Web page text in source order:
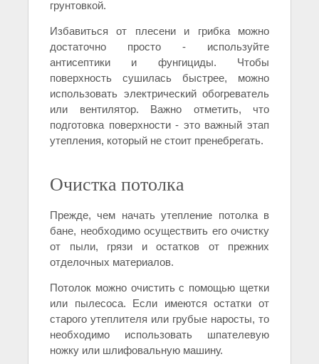
грунтовкой.
Избавиться от плесени и грибка можно
достаточно просто - используйте
антисептики и фунгициды. Чтобы
поверхность сушилась быстрее, можно
использовать электрический обогреватель
или вентилятор. Важно отметить, что
подготовка поверхности - это важный этап
утепления, который не стоит пренебрегать.
Очистка потолка
Прежде, чем начать утепление потолка в
бане, необходимо осуществить его очистку
от пыли, грязи и остатков от прежних
отделочных материалов.
Потолок можно очистить с помощью щетки
или пылесоса. Если имеются остатки от
старого утеплителя или грубые наросты, то
необходимо использовать шпателевую
ножку или шлифовальную машину.